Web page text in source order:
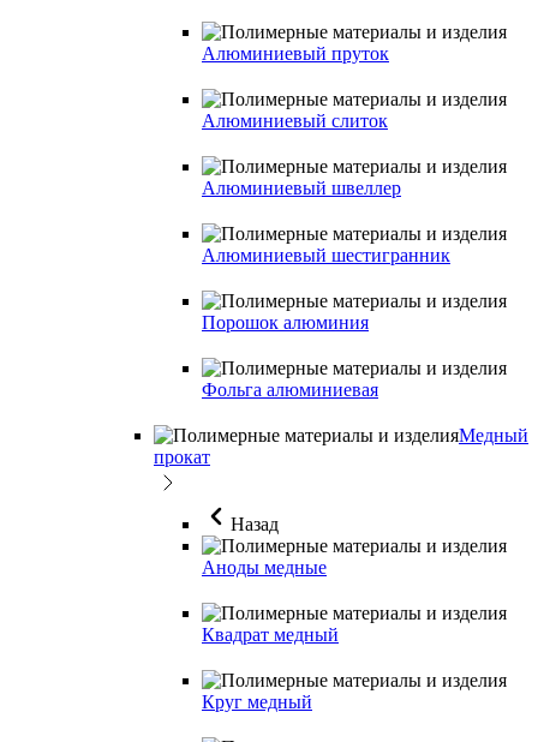
Алюминиевый пруток
Алюминиевый слиток
Алюминиевый швеллер
Алюминиевый шестигранник
Порошок алюминия
Фольга алюминиевая
Медный
прокат
Назад
Аноды медные
Квадрат медный
Круг медный